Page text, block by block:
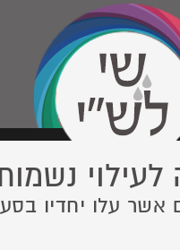
לעילוי
אשר עלו יחדיו